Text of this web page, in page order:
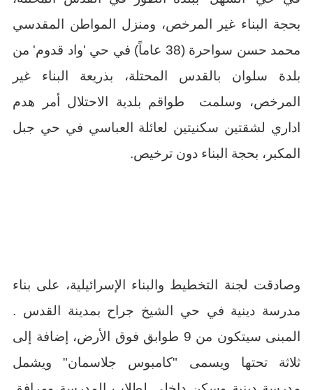
بحجة البناء غير المرخص، ومنزل المواطن المقدسي
محمد حسن سواحرة (38 عاماً) في حي 'واد قدوم' من
بلدة سلوان بالقدس المحتلة، بذريعة البناء غير
المرخص، وسلمت طواقم بلدية الاحتلال أمر هدم
اداري لشقتين سكنيتين لعائلة العباسي في حي جبل
المكبر، بحجة البناء دون ترخيص.
وصادقت لجنة التخطيط والبناء الإسرائيلية، على بناء
مدرسة دينية في حي الشيخ جراح بمدينة القدس .
المبنى سيتكون من 9 طوابق فوق الأرض، إضافة إلى
ثلاثة تحتها ويسمى "كامبوس جلاسمان" ويشمل